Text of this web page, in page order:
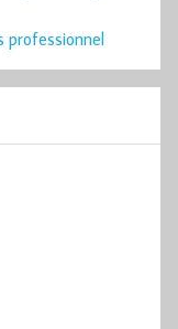
professionnel